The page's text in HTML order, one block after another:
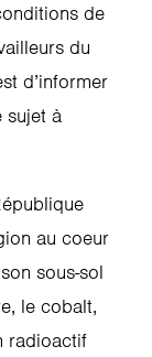
de
du
d’informer
sujet à
au coeur
sous-sol
le cobalt,
radioactif